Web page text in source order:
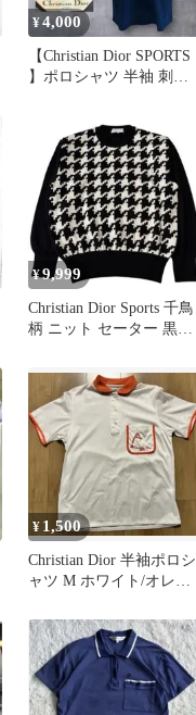
¥4,000
【Christian Dior SPORTS
】ポロシャツ 半袖 刺繍
¥9,999
Christian Dior Sports 千鳥
柄 ニット セーター 黒白
¥ 1,500
Christian Dior 半袖ポロシ
ャツ M ホワイト/オレン